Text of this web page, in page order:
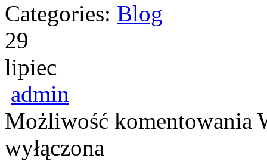
Categories: Blog
29
lipiec
admin
Możliwość komentowania
wyłączona